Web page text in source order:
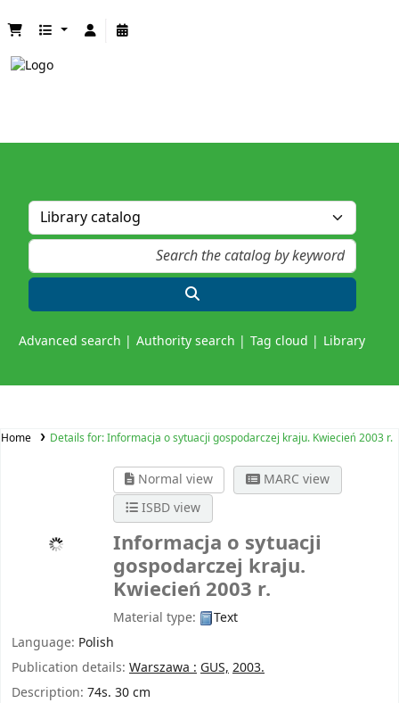
Advanced search Authority search Tag cloud Library
Home Details for:Informacja o sytuacji gospodarczej kraju. Kwiecień 2003 r.
Normal view
MARC view
ISBD view
Informacja o sytuacji
gospodarczej kraju.
Kwiecień 2003 r.
Material type:
Text
Language: Polish
Publication details: Warszawa : GUS, 2003.
Description: 74s. 30 cm